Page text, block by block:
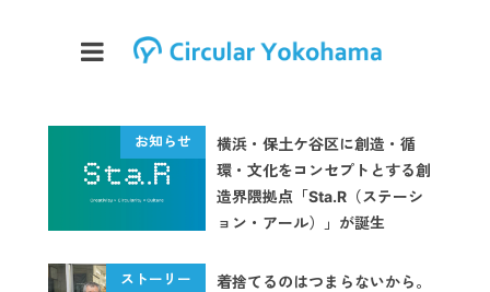
横浜・保土ケ谷区に創造・循
環・文化をコンセプトとする創
造界隈拠点「Sta.R（ステーシ
ョン・アール）」が誕生
着捨てるのはつまらないから。